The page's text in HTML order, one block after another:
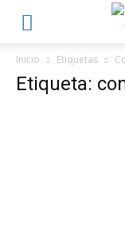
Inicio Etiquetas
Etiqueta: